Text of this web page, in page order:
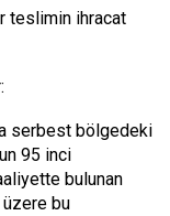
teslimin ihracat
serbest bölgedeki
95 inci
bulunan
üzere bu